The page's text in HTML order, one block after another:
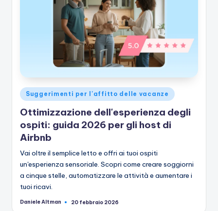
Pubblicato
in
Suggerimenti per l'affitto delle vacanze
Ottimizzazione dell'esperienza degli
ospiti: guida 2026 per gli host di
Airbnb
Vai oltre il semplice letto e offri ai tuoi ospiti
un'esperienza sensoriale. Scopri come creare soggiorni
a cinque stelle, automatizzare le attività e aumentare i
tuoi ricavi.
Pubblicato
Daniele Altman 20 febbraio 2026